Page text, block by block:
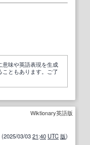
意味や英語表現を生成
こともあります。ご了
Wiktionary英語版
(2025/03/0321:40 UTC 版)